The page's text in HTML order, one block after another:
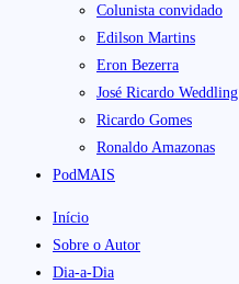
Colunista convidado
Edilson Martins
Eron Bezerra
José Ricardo Weddling
Ricardo Gomes
Ronaldo Amazonas
PodMAIS
Início
Sobre o Autor
Dia-a-Dia